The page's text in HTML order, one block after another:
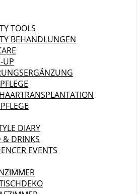
TOOLS
BEHANDLUNGEN
UP
HAARTRANSPLANTATION
DIARY
& DRINKS
EVENTS